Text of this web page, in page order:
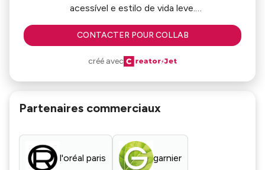
acessível e estilo de vida leve.
Divido minha rotina com autenticidade, ao lado da
minha filha, compartilhando produtos que uso,
Crio conexões reais com meu público, sempre com
carinho, empatia e estética visual.
CONTACTER POUR COLLAB
créé avec
Partenaires commerciaux
l'oréal paris garnier